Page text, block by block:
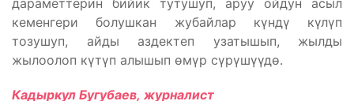
дараметтерин бийик тутушуп, аруу ойдун асыл
кеменгери болушкан жубайлар күндү күлүп
тозушуп, айды аздектеп узатышып, жылды
жылоолоп күтүп алышып өмүр сүрүшүүдө.
Кадыркул Бугубаев, журналист